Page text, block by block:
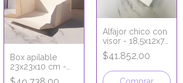
Box apilable
23x23x10 cm -
LÍNEA PREMIUM
Alfajor chico con
visor - 18,5x12x7
cm - LÍNEA
PREMIUM
$41.852,00